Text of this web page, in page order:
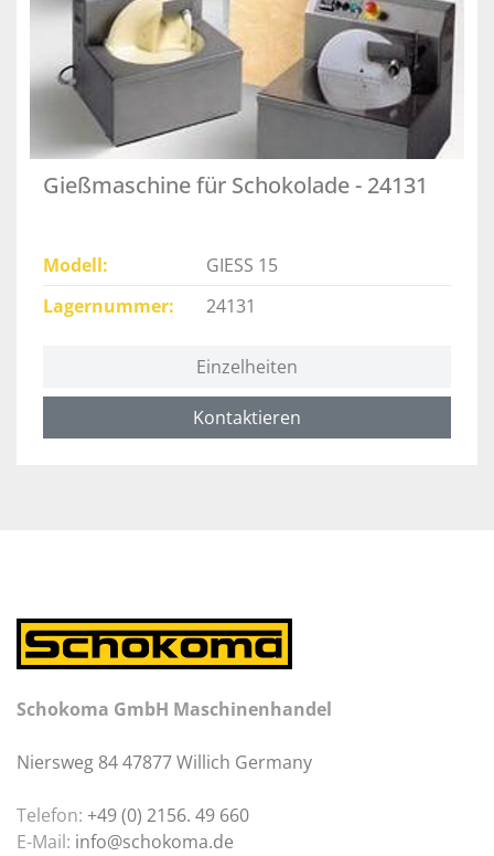
Gießmaschine für Schokolade - 24131
Modell
GIESS 15
Lagernummer
24131
Einzelheiten
Kontaktieren
Schokoma GmbH Maschinenhandel
Niersweg 84 47877 Willich Germany
Telefon: +49 (0) 2156. 49 660
E-Mail: info@schokoma.de